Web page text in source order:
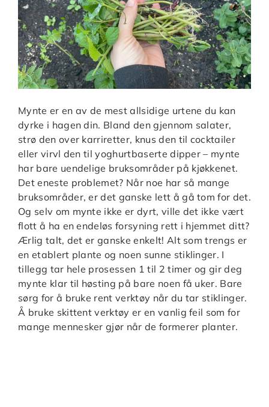
Mynte er en av de mest allsidige urtene du kan
dyrke i hagen din. Bland den gjennom salater,
strø den over karriretter, knus den til cocktailer
eller virvl den til yoghurtbaserte dipper – mynte
har bare uendelige bruksområder på kjøkkenet.
Det eneste problemet? Når noe har så mange
bruksområder, er det ganske lett å gå tom for det.
Og selv om mynte ikke er dyrt, ville det ikke vært
flott å ha en endeløs forsyning rett i hjemmet ditt?
Ærlig talt, det er ganske enkelt! Alt som trengs er
en etablert plante og noen sunne stiklinger. I
tillegg tar hele prosessen 1 til 2 timer og gir deg
mynte klar til høsting på bare noen få uker. Bare
sørg for å bruke rent verktøy når du tar stiklinger.
Å bruke skittent verktøy er en vanlig feil som for
mange mennesker gjør når de formerer planter.